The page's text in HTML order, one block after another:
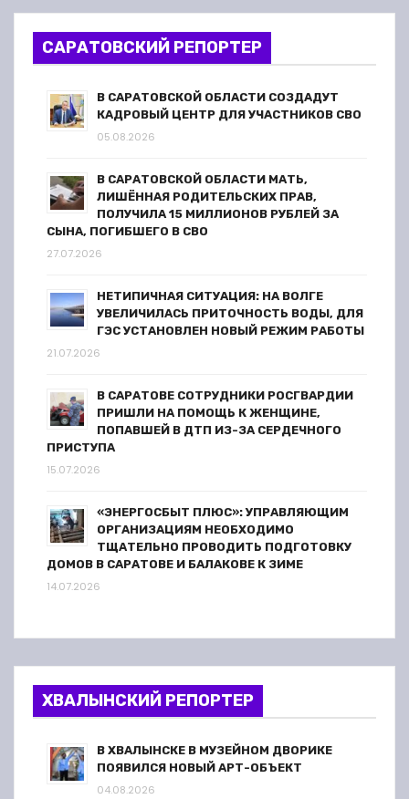
з
а
САРАТОВСКИЙ РЕПОРТЕР
В САРАТОВСКОЙ ОБЛАСТИ СОЗДАДУТ
КАДРОВЫЙ ЦЕНТР ДЛЯ УЧАСТНИКОВ СВО
05.08.2026
В САРАТОВСКОЙ ОБЛАСТИ МАТЬ,
ЛИШЁННАЯ РОДИТЕЛЬСКИХ ПРАВ,
ПОЛУЧИЛА 15 МИЛЛИОНОВ РУБЛЕЙ ЗА
СЫНА, ПОГИБШЕГО В СВО
27.07.2026
НЕТИПИЧНАЯ СИТУАЦИЯ: НА ВОЛГЕ
УВЕЛИЧИЛАСЬ ПРИТОЧНОСТЬ ВОДЫ, ДЛЯ
ГЭС УСТАНОВЛЕН НОВЫЙ РЕЖИМ РАБОТЫ
21.07.2026
В САРАТОВЕ СОТРУДНИКИ РОСГВАРДИИ
ПРИШЛИ НА ПОМОЩЬ К ЖЕНЩИНЕ,
ПОПАВШЕЙ В ДТП ИЗ-ЗА СЕРДЕЧНОГО
ПРИСТУПА
15.07.2026
«ЭНЕРГОСБЫТ ПЛЮС»: УПРАВЛЯЮЩИМ
ОРГАНИЗАЦИЯМ НЕОБХОДИМО
ТЩАТЕЛЬНО ПРОВОДИТЬ ПОДГОТОВКУ
ДОМОВ В САРАТОВЕ И БАЛАКОВЕ К ЗИМЕ
14.07.2026
ХВАЛЫНСКИЙ РЕПОРТЕР
В ХВАЛЫНСКЕ В МУЗЕЙНОМ ДВОРИКЕ
ПОЯВИЛСЯ НОВЫЙ АРТ-ОБЪЕКТ
04.08.2026